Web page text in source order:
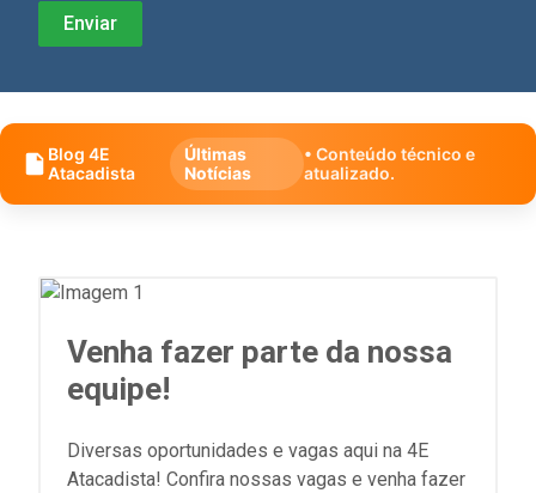
Blog 4E
Atacadista
Últimas
Notícias
• Conteúdo técnico e
atualizado.
Venha fazer parte da nossa
equipe!
Diversas oportunidades e vagas aqui na 4E
Atacadista! Confira nossas vagas e venha fazer